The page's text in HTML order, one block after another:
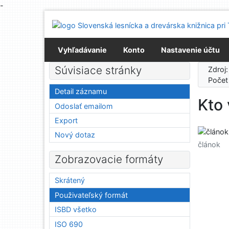
-
Prejsť na menu
Prehlásenie o webovej prístupnosti
Vyhľadávanie
Konto Nastavenie účtu
Kto
článok
Súvisiace stránky
Detail záznamu
Odoslať emailom
Export
Nový dotaz
Zobrazovacie formáty
Skrátený
Použivateľský formát
ISBD všetko
ISO 690